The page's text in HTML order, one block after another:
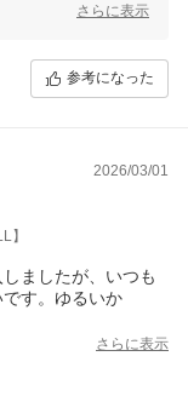
よう努めてまいりま
ぞお身体にお気をつ
さらに表示
参考になった
2026/03/01
】
ましたが、いつも
す。ゆるいか
さらに表示